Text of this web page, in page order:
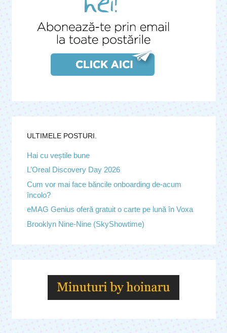
ULTIMELE POSTURI.
Hai cu veștile bune
L’Oreal Discovery Day 2026
Cum vor mai face băncile onboarding de-acum
încolo?
eMAG Genius oferă gratuit o carte pe lună în Voxa
Brooklyn Nine-Nine (SkyShowtime)